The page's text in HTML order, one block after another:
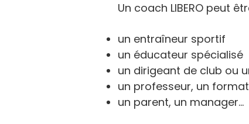
Un coach LIBERO peut
un entraîneur sportif
un éducateur spécialisé
un dirigeant de club ou
un professeur, un
un parent, un manager…